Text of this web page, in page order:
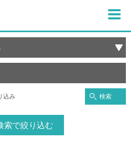
込み 検索
索で絞り込む